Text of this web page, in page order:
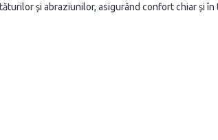
și abraziunilor, asigurând confort chiar și